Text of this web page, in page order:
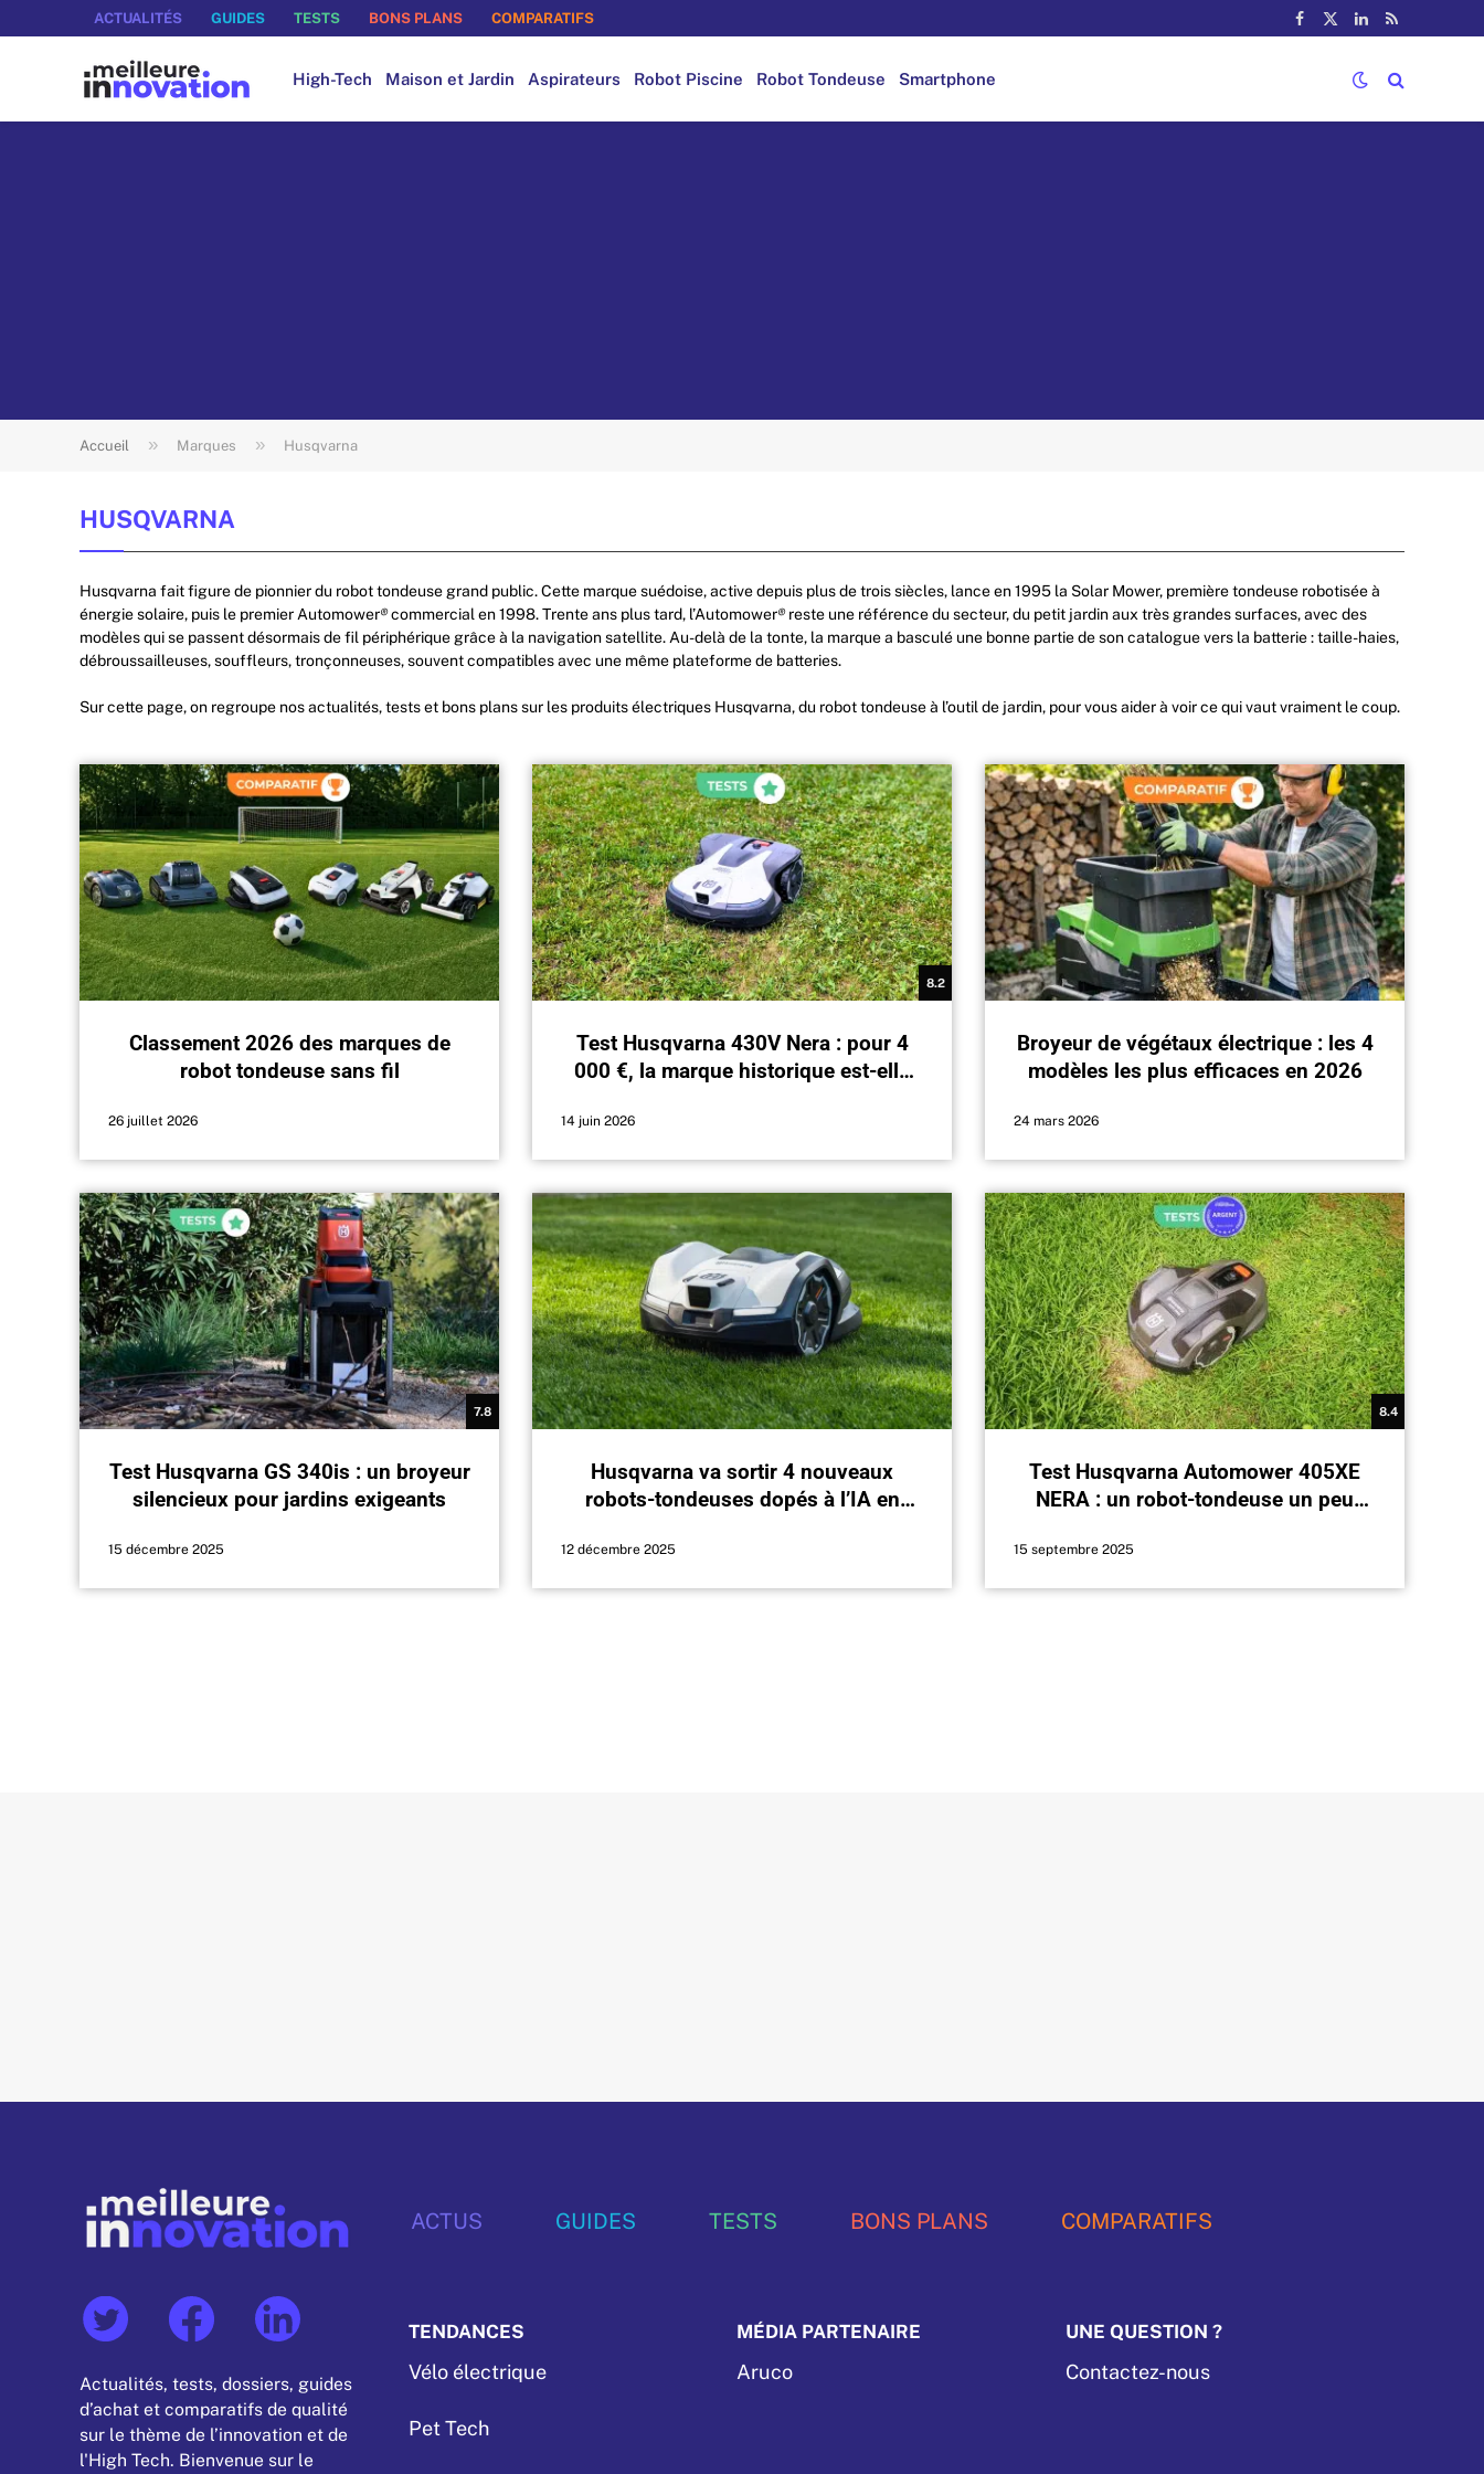
ACTUALITÉS GUIDES TESTS BONS PLANS COMPARATIFS
Facebook
X
LinkedIn
RSS
High-Tech Maison et Jardin Aspirateurs Robot Piscine Robot Tondeuse Smartphone
Accueil » Marques » Husqvarna
HUSQVARNA
Husqvarna fait figure de pionnier du robot tondeuse grand public. Cette marque suédoise, active depuis plus de trois siècles, lance en 1995 la Solar Mower, première tondeuse robotisée à
énergie solaire, puis le premier Automower®commercial en 1998. Trente ans plus tard, l’Automower®reste une référence du secteur, du petit jardin aux très grandes surfaces, avec des
modèles qui se passent désormais de fil périphérique grâce à la navigation satellite. Au-delà de la tonte, la marque a basculé une bonne partie de son catalogue vers la batterie : taille-haies,
débroussailleuses, souffleurs, tronçonneuses, souvent compatibles avec une même plateforme de batteries.
Sur cette page, on regroupe nos actualités, tests et bons plans sur les produits électriques Husqvarna, du robot tondeuse à l’outil de jardin, pour vous aider à voir ce qui vaut vraiment le coup.
Classement 2026 des marques de
robot tondeuse sans fil
26 juillet 2026
8.2
Test Husqvarna 430V Nera : pour 4
000 €, la marque historique est-elle
14 juin 2026
Broyeur de végétaux électrique : les 4
modèles les plus efficaces en 2026
24 mars 2026
7.8
Test Husqvarna GS 340is : un broyeur
silencieux pour jardins exigeants
15 décembre 2025
Husqvarna va sortir 4 nouveaux
robots-tondeuses dopés à l’IA en
12 décembre 2025
8.4
Test Husqvarna Automower 405XE
NERA : un robot-tondeuse un peu
15 septembre 2025
ACTUS GUIDES TESTS BONS PLANS COMPARATIFS
Actualités, tests, dossiers, guides
d’achat et comparatifs de qualité
sur le thème de l’innovation et de
l'High Tech. Bienvenue sur le
TENDANCES
Vélo électrique
Pet Tech
MÉDIA PARTENAIRE
Aruco
UNE QUESTION ?
Contactez-nous